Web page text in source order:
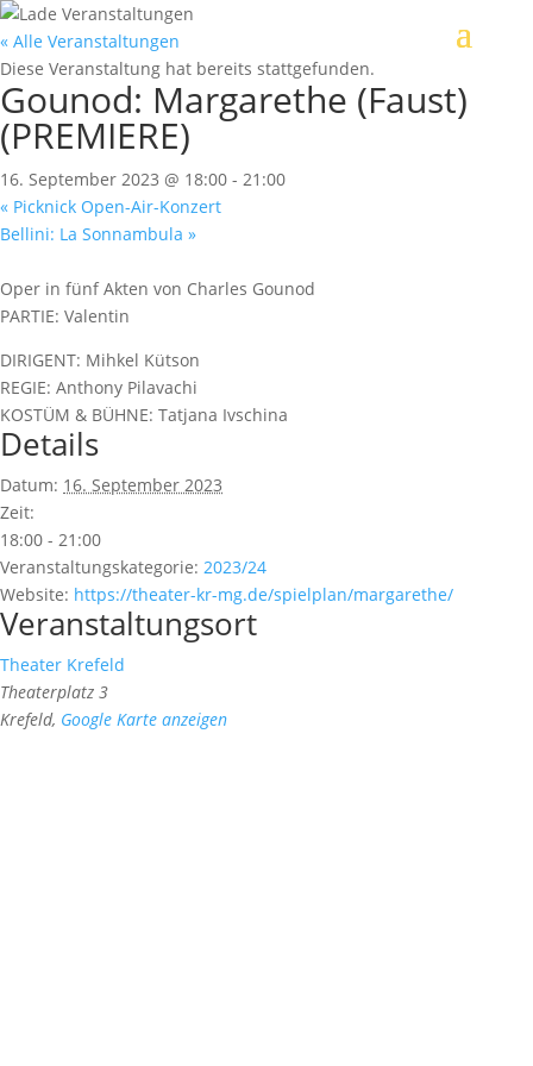
« Alle Veranstaltungen
Diese Veranstaltung hat bereits stattgefunden.
Gounod: Margarethe (Faust)
(PREMIERE)
16. September 2023 @ 18:00 - 21:00
« Picknick Open-Air-Konzert
Bellini: La Sonnambula »
Oper in fünf Akten von Charles Gounod
PARTIE: Valentin
DIRIGENT: Mihkel Kütson
REGIE: Anthony Pilavachi
KOSTÜM & BÜHNE: Tatjana Ivschina
Details
Datum: 16. September 2023
Zeit:
18:00 - 21:00
Veranstaltungskategorie: 2023/24
Website: https://theater-kr-mg.de/spielplan/margarethe/
Veranstaltungsort
Theater Krefeld
Theaterplatz 3
Krefeld, Google Karte anzeigen